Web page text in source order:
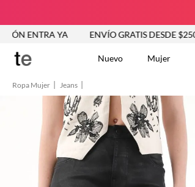
YA ENVÍO GRATIS DESDE $250.000
Nuevo Mujer
Ropa Mujer Jeans